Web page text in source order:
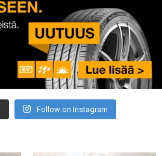
Follow on Instagram